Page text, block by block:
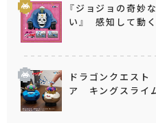
『ジョジョの奇妙
い』 感知して動
ドラゴンクエス
ア キングスライ